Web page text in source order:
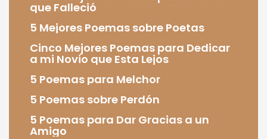
que Falleció
5 Mejores Poemas sobre Poetas
Cinco Mejores Poemas para Dedicar
a mi Novio que Esta Lejos
5 Poemas para Melchor
5 Poemas sobre Perdón
5 Poemas para Dar Gracias a un
Amigo